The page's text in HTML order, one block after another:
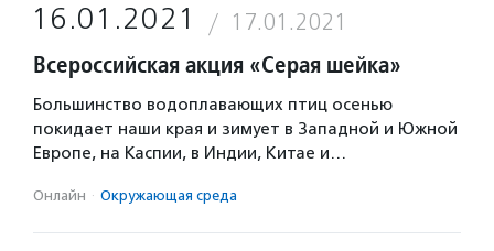
16.01.2021 17.01.2021
Всероссийская акция «Серая шейка»
Большинство водоплавающих птиц осенью
покидает наши края и зимует в Западной и Южной
Европе, на Каспии, в Индии, Китае и…
Онлайн · Окружающая среда